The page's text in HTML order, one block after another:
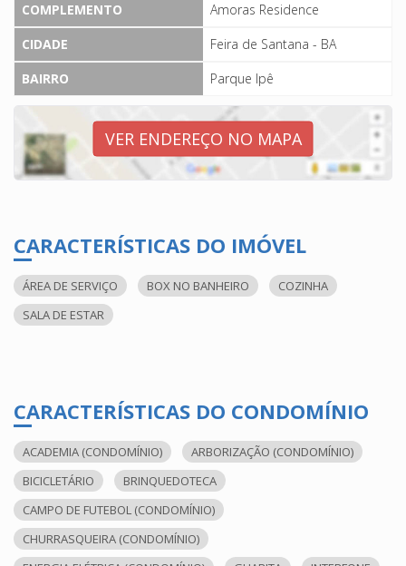
COMPLEMENTO
Amoras Residence
CIDADE
Feira de Santana - BA
BAIRRO
Parque Ipê
VER ENDEREÇO NO MAPA
CARACTERÍSTICAS DO IMÓVEL
ÁREA DE SERVIÇO BOX NO BANHEIRO
COZINHA
SALA DE ESTAR
CARACTERÍSTICAS DO CONDOMÍNIO
ACADEMIA (CONDOMÍNIO)
ARBORIZAÇÃO (CONDOMÍNIO)
BICICLETÁRIO
BRINQUEDOTECA
CAMPO DE FUTEBOL (CONDOMÍNIO)
CHURRASQUEIRA (CONDOMÍNIO)